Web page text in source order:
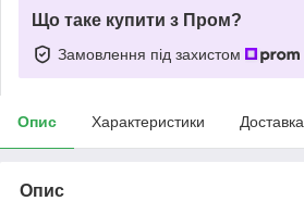
Що таке купити з Пром?
Замовлення під захистом
Опис Характеристики Доставка
Опис